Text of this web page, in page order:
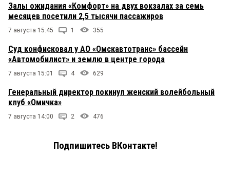
Залы ожидания «Комфорт» на двух вокзалах за семь
месяцев посетили 2,5 тысячи пассажиров
7 августа 15:45 1 355
Суд конфисковал у АО «Омскавтотранс» бассейн
«Автомобилист» и землю в центре города
7 августа 15:01 4 629
Генеральный директор покинул женский волейбольный
клуб «Омичка»
7 августа 14:00 2 476
Подпишитесь ВКонтакте!